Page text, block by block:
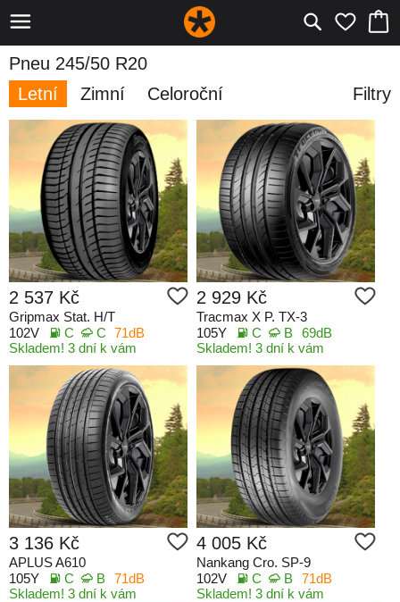
Pneu 245/50 R20
Letní
Zimní Celoroční Filtry
2 537 Kč
Gripmax Stat. H/T
102V
C C 71dB
Skladem! 3 dní k vám
2 929 Kč
Tracmax X P. TX-3
105Y
C B 69dB
Skladem! 3 dní k vám
3 136 Kč
APLUS A610
105Y
C B 71dB
Skladem! 3 dní k vám
4 005 Kč
Nankang Cro. SP-9
102V
C B 71dB
Skladem! 3 dní k vám